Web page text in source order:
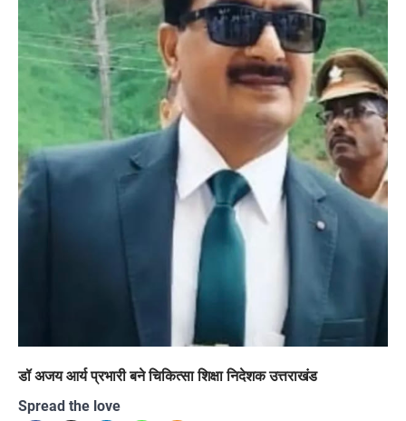
डॉ अजय आर्य प्रभारी बने चिकित्सा शिक्षा निदेशक उत्तराखंड
Spread the love